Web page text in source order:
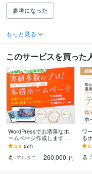
参考になった
もっと見る
このサービスを買った
WordPressでお洒落なホ
ームページ作成します 中
小企業・個人店様対象★
お客様の事業のマーケを
考えた導線設計
5.0 (52)
マルタニ_March｜HP制作×マーケタ 260,000 円
ワ
る
す
ロ